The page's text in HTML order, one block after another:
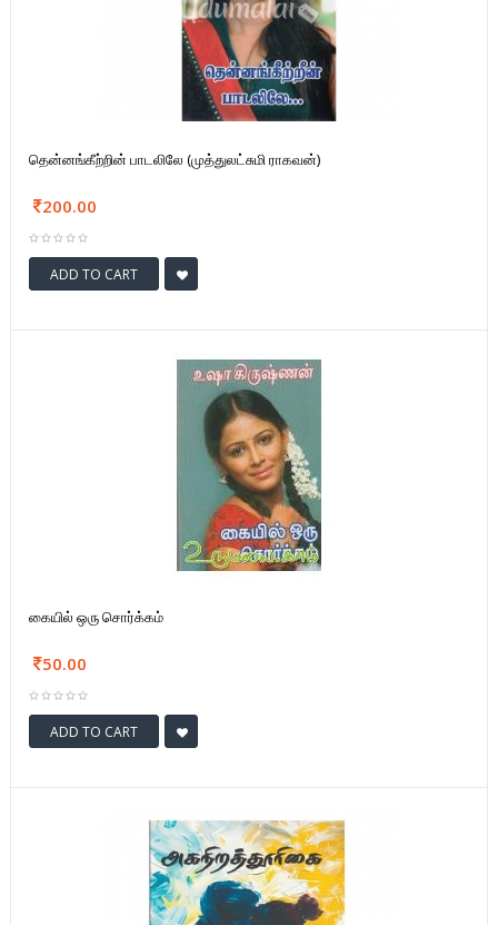
தென்னங்கீற்றின் பாடலிலே (முத்துலட்சுமி ராகவன்)
200.00
ADD TO CART
கையில் ஒரு சொர்க்கம்
50.00
ADD TO CART